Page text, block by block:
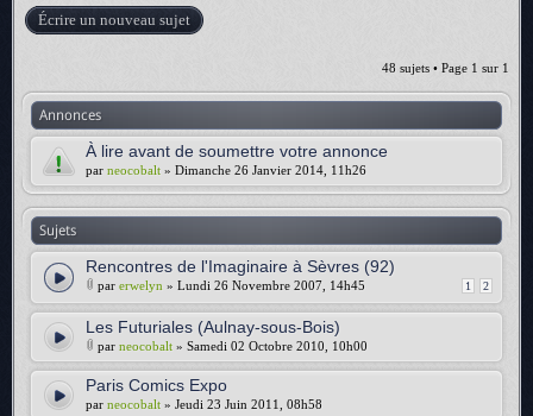
Écrire un nouveau sujet
48 sujets • Page 1 sur 1
Annonces
À lire avant de soumettre votre annonce
par neocobalt » Dimanche 26 Janvier 2014, 11h26
Sujets
Rencontres de l'Imaginaire à Sèvres (92)
1 2
par erwelyn » Lundi 26 Novembre 2007, 14h45
Les Futuriales (Aulnay-sous-Bois)
par neocobalt » Samedi 02 Octobre 2010, 10h00
Paris Comics Expo
par neocobalt » Jeudi 23 Juin 2011, 08h58